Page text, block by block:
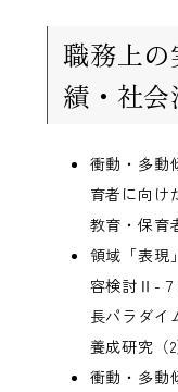
職務上
績・社会
衝動・多動
育者に向け
教育・保育
領域「表現
容検討Ⅱ-７
長パラダイ
養成研究（2
衝動・多動